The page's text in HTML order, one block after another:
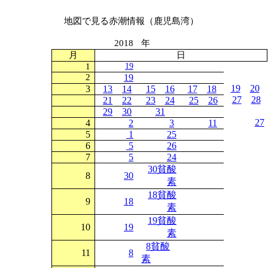
地図で見る赤潮情報（鹿児島湾）
2018
年
月
日
1
19
2
19
3
13 14 15 16 17 18 19
20
21
22 23 24 25 26 27
28
29
30
31
4
2 3 11
27
5
1
25
6
5
26
7
5
24
8
30
30貧酸
素
9
18
18貧酸
素
10
19
19貧酸
素
11
8
8貧酸
素